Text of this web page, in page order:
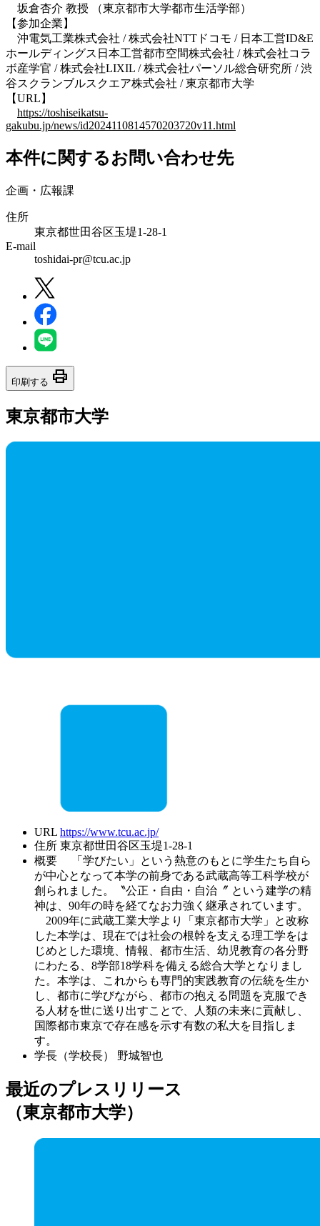
坂倉杏介 教授 （東京都市大学都市生活学部）
【参加企業】
沖電気工業株式会社 / 株式会社NTTドコモ / 日本工営ID&E
ホールディングス日本工営都市空間株式会社 / 株式会社コラ
ボ産学官 / 株式会社LIXIL / 株式会社パーソル総合研究所 / 渋
谷スクランブルスクエア株式会社 / 東京都市大学
【URL】
https://toshiseikatsu-
gakubu.jp/news/id2024110814570203720v11.html
本件に関するお問い合わせ先
企画・広報課
住所
東京都世田谷区玉堤1-28-1
E-mail
toshidai-pr@tcu.ac.jp
印刷する print
東京都市大学
URL https://www.tcu.ac.jp/
住所 東京都世田谷区玉堤1-28-1
概要
「学びたい」という熱意のもとに学生たち自ら
が中心となって本学の前身である武蔵高等工科学校が
創られました。〝公正・自由・自治〞 という建学の精
神は、90年の時を経てなお力強く継承されています。
2009年に武蔵工業大学より「東京都市大学」と改称
した本学は、現在では社会の根幹を支える理工学をは
じめとした環境、情報、都市生活、幼児教育の各分野
にわたる、8学部18学科を備える総合大学となりまし
た。本学は、これからも専門的実践教育の伝統を生か
し、都市に学びながら、都市の抱える問題を克服でき
る人材を世に送り出すことで、人類の未来に貢献し、
国際都市東京で存在感を示す有数の私大を目指しま
す。
学長（学校長）
野城智也
最近のプレスリリース
（東京都市大学）